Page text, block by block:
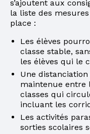
s’ajoutent aux
la liste des
place :
Les élèves
classe stable,
les élèves qui le
Une
maintenue entre
classes qui
incluant les
Les activités
sorties scolaires